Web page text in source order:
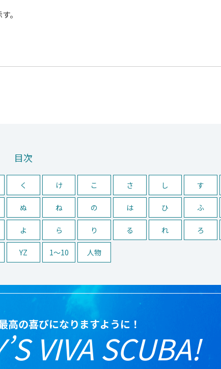
す。
目次
く け こ さ し す
ぬ ね の は ひ ふ
よ ら り る れ ろ
YZ 1〜10 人物
高の喜びになりますように！
VIVA SCUBA!